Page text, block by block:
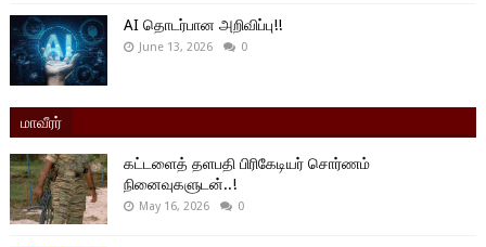
AI தொடர்பான அறிவிப்பு!!
June 13, 2026 0
மாவீரர்
கட்டளைத் தளபதி பிரிகேடியர் சொர்ணம்
நினைவுகளுடன்..!
May 16, 2026 0